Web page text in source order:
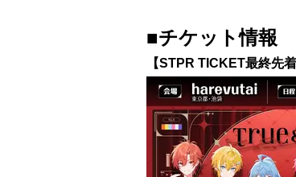
■チケット情報
【STPR TICKET最終先着